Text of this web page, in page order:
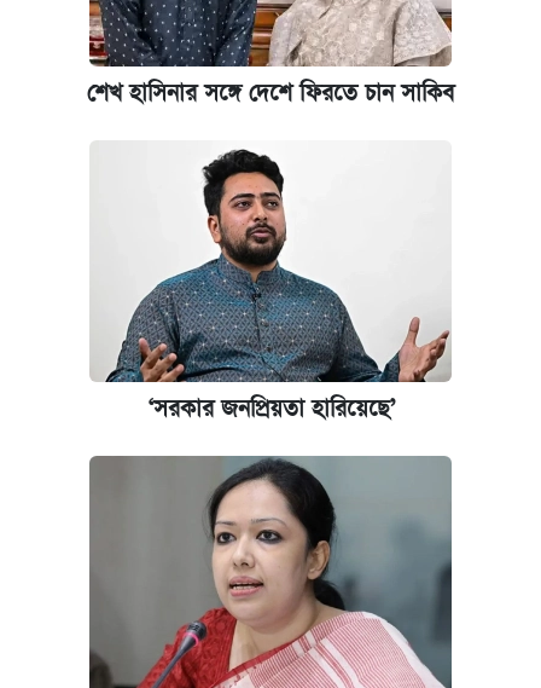
ঢাবি আইবিএর এক্সিকিউটিভ এমবিএতে ভর্তি শুরু,
আবেদন ১২ আগস্ট পর্যন্ত
প্রতিষ্ঠান প্রধানদের ভাইভা শুরুর নির্দেশ শিক্ষামন্ত্রীর
শেখ হাসিনার সঙ্গে দেশে ফিরতে চান সাকিব
‘সরকার জনপ্রিয়তা হারিয়েছে’